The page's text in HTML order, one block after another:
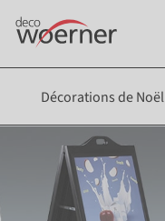
Décorations de Noël